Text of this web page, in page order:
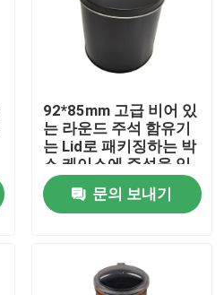
92*85mm 고급 비어 있
는 라운드 주석 함유기
는 Lid로 패키징하는 박
스 케이스에 주석을 입
힙니다
문의 보내기